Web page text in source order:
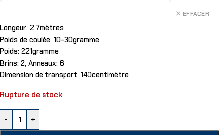
EFFACER
Longeur: 2.7mètres
Poids de coulée: 10-30gramme
Poids: 221gramme
Brins: 2, Anneaux: 6
Dimension de transport: 140centimètre
Rupture de stock
- +